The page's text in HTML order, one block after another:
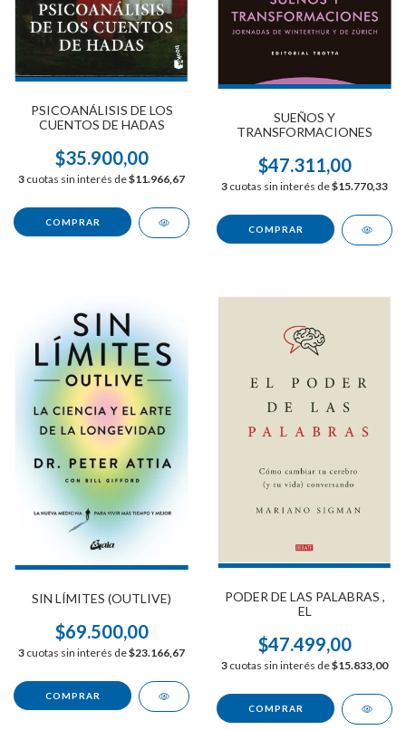
PSICOANÁLISIS DE LOS
CUENTOS DE HADAS
$35.900,00
3 cuotas sin interés de$11.966,67
SUEÑOS Y
TRANSFORMACIONES
$47.311,00
3 cuotas sin interés de$15.770,33
SIN LÍMITES (OUTLIVE)
$69.500,00
3 cuotas sin interés de$23.166,67
PODER DE LAS PALABRAS ,
EL
$47.499,00
3 cuotas sin interés de$15.833,00